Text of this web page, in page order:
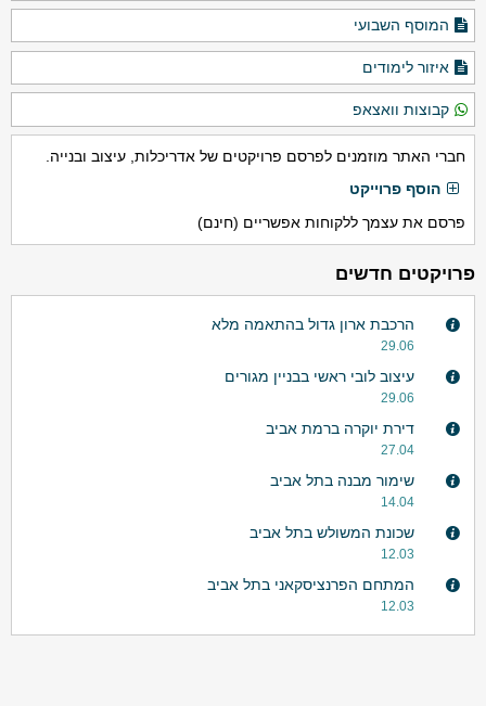
המוסף השבועי
איזור לימודים
קבוצות וואצאפ
חברי האתר מוזמנים לפרסם פרויקטים של אדריכלות, עיצוב ובנייה.
הוסף פרוייקט
פרסם את עצמך ללקוחות אפשריים (חינם)
פרויקטים חדשים
הרכבת ארון גדול בהתאמה מלא
29.06
עיצוב לובי ראשי בבניין מגורים
29.06
דירת יוקרה ברמת אביב
27.04
שימור מבנה בתל אביב
14.04
שכונת המשולש בתל אביב
12.03
המתחם הפרנציסקאני בתל אביב
12.03